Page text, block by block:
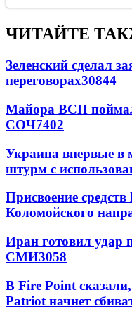
ЧИТАЙТЕ
Зеленский сделал
переговорах30844
Майора ВСП
СОЧ7402
Украина впервые в
штурм с
Присвоение
Коломойского
Иран готовил удар
СМИ3058
В Fire Point
Patriot начнет